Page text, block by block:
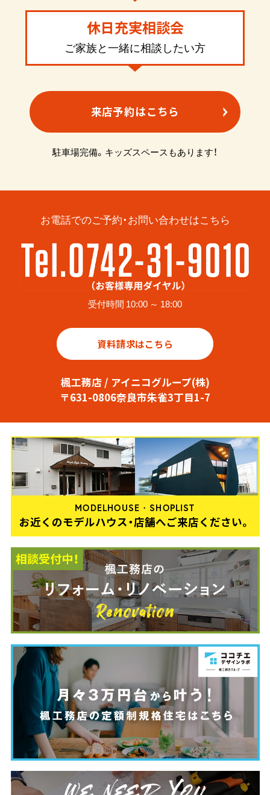
休日充実相談会
ご家族と一緒に相談したい方
来店予約はこちら
駐車場完備。キッズスペースもあります！
お電話でのご予約・お問い合わせはこちら
受付時間 10:00 ～ 18:00
資料請求はこちら
楓工務店 / アイニコグループ(株)
〒631-0806奈良市朱雀3丁目1-7
MODELHOUSE・SHOPLIST
お近くのモデルハウス・店舗へご来店ください。